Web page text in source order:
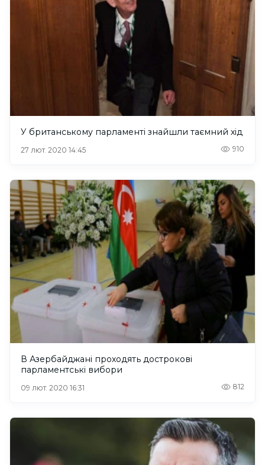
У британському парламенті знайшли таємний хід
27 лют. 2020 14:45 910
В Азербайджані проходять дострокові
парламентські вибори
09 лют. 2020 16:31 812